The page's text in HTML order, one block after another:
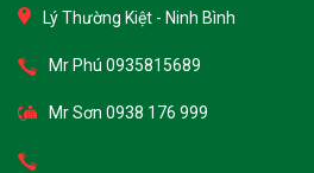
Mr Phú 0935815689
Mr Sơn 0938 176 999